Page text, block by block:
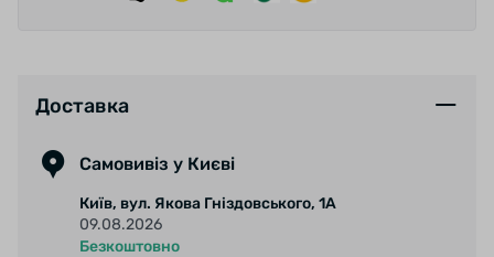
Бренд: Wellgo
Колір: Чорний
Доставка
Самовивіз у Києві
Київ, вул. Якова Гніздовського, 1А
09.08.2026
Безкоштовно